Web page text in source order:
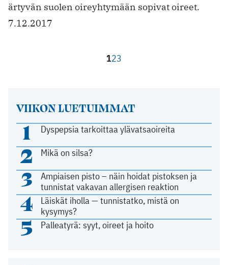
ärtyvän suolen oireyhtymään sopivat oireet.
7.12.2017
123
VIIKON LUETUIMMAT
1 Dyspepsia tarkoittaa ylävatsaoireita
2 Mikä on silsa?
3
Ampiaisen pisto – näin hoidat pistoksen ja
tunnistat vakavan allergisen reaktion
4
Läiskät iholla — tunnistatko, mistä on
kysymys?
5 Palleatyrä: syyt, oireet ja hoito